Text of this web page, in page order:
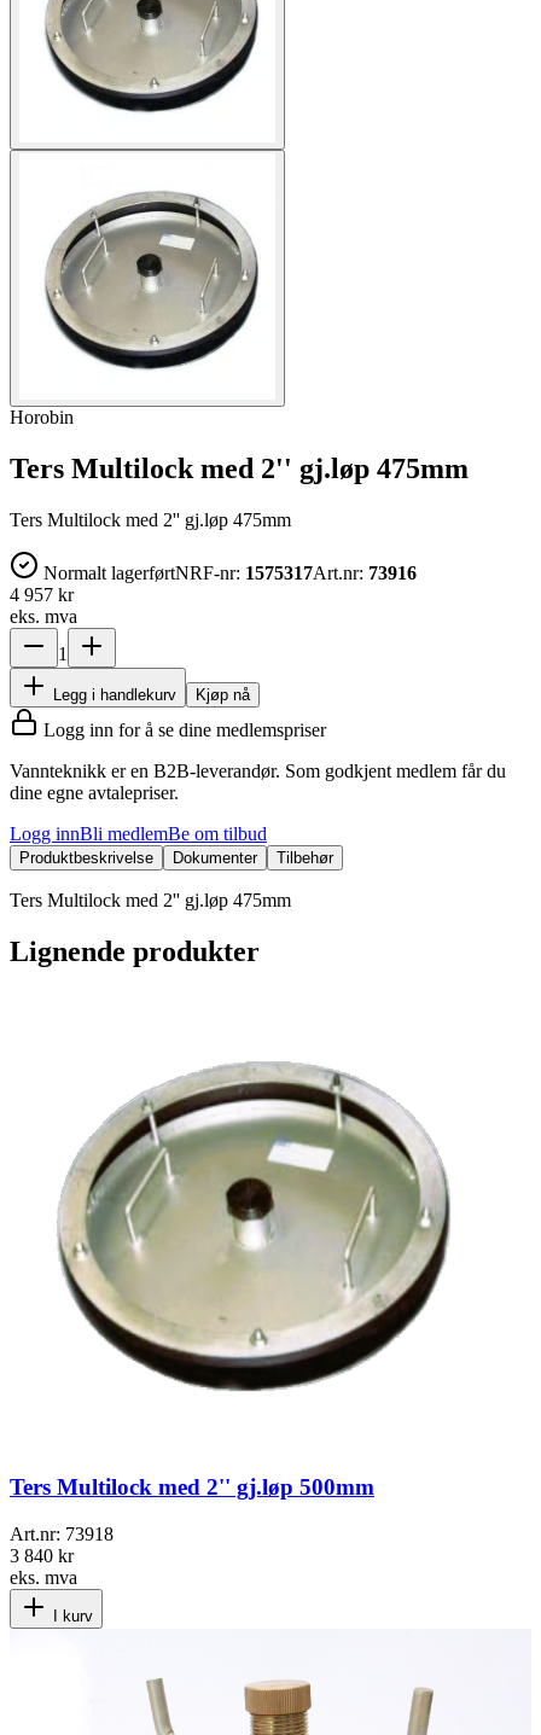
Horobin
Ters Multilock med 2'' gj.løp 475mm
Ters Multilock med 2'' gj.løp 475mm
Normalt lagerførtNRF-nr: 1575317Art.nr: 73916
4 957 kr
eks. mva
1
Legg i handlekurv Kjøp nå
Logg inn for å se dine medlemspriser
Vannteknikk er en B2B-leverandør. Som godkjent medlem får du
dine egne avtalepriser.
Logg innBli medlemBe om tilbud
Produktbeskrivelse Dokumenter Tilbehør
Ters Multilock med 2'' gj.løp 475mm
Lignende produkter
Ters Multilock med 2'' gj.løp 500mm
Art.nr: 73918
3 840 kr
eks. mva
I kurv